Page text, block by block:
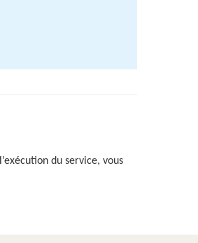
du service, vous